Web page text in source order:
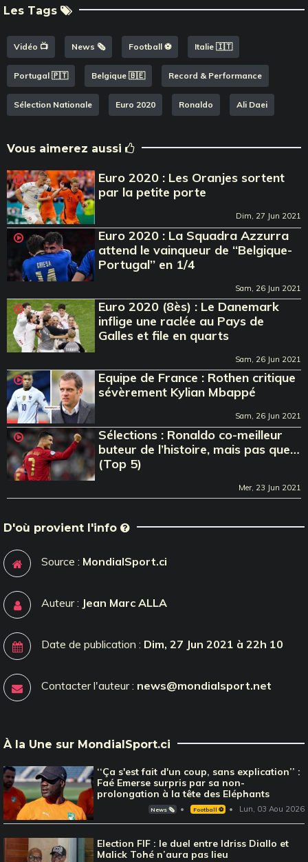
Les Tags
Vidéo 📺 News 🗞️ Football ⚽️ Italie 🇮🇹
Portugal 🇵🇹 Belgique 🇧🇪 Record & Performance
Sélection Nationale Euro 2020 Ronaldo Ali Daei
Vous aimerez aussi
Euro 2020 : Les Oranjes sortent
par la petite porte
Dim, 27 Jun 2021
Euro 2020 : La Squadra Azzurra
attend le vainqueur de ‘‘Belgique-
Portugal’’ en 1/4
Sam, 26 Jun 2021
Euro 2020 (8ès) : Le Danemark
inflige une raclée au Pays de
Galles et file en quarts
Sam, 26 Jun 2021
Equipe de France : Rothen critique
sévèrement Kylian Mbappé
Sam, 26 Jun 2021
Sélections : Ronaldo co-meilleur
buteur de l’histoire, mais pas que…
(Top 5)
Mer, 23 Jun 2021
D'où provient l'info
Source : MondialSport.ci
Auteur : Jean Marc ALLA
Date de publication : Dim, 27 Jun 2021 à 22h 10
Contacter l'auteur : news@mondialsport.net
À la Une sur MondialSport.ci
‘‘Ça s'est fait d'un coup, sans explication’’ :
Faé Emerse surpris par sa non-
prolongation à la tête des Eléphants
News 🗞️ Football ⚽️ Lun, 03 Aou 2026
Election FIF : le duel entre Idriss Diallo et
Malick Tohé n’aura pas lieu